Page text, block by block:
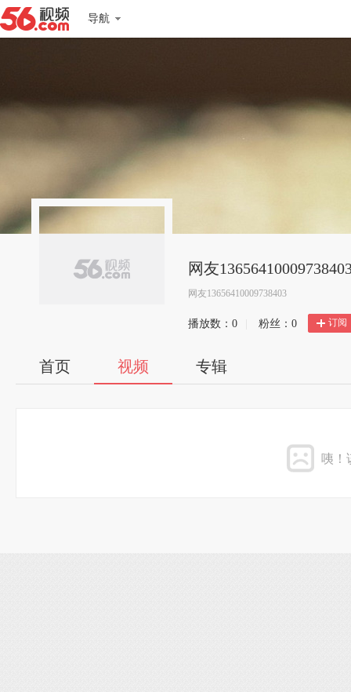
导航
网友
网友13656410009738403
播放数： 0 粉丝： 0 订阅
首页 视频 专辑
咦！